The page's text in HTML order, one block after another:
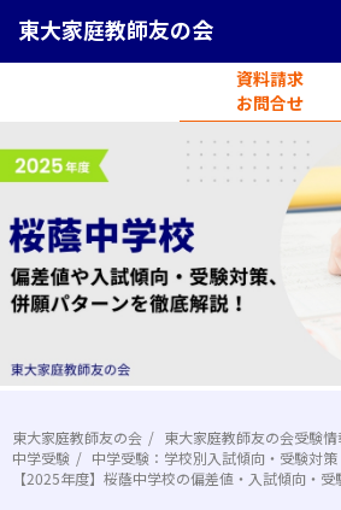
東大家庭教師友の会
資料請求
お問合せ
東大家庭教師友の会 東大家庭教師友の会受験
中学受験
中学受験：学校別入試傾向・受験対策
【2025年度】桜蔭中学校の偏差値・入試傾向・